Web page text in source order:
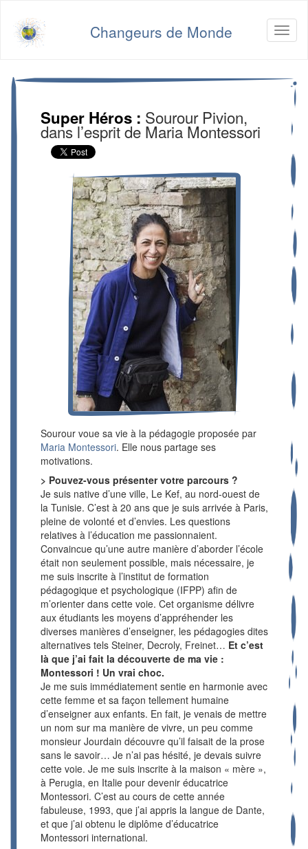
Changeurs de Monde
Super Héros Sourour Pivion,
dans l’esprit de Maria Montessori
Sourour voue sa vie à la pédagogie proposée par
Maria Montessori. Elle nous partage ses
motivations.
> Pouvez-vous présenter votre parcours ?
Je suis native d’une ville, Le Kef, au nord-ouest de
la Tunisie. C’est à 20 ans que je suis arrivée à Paris,
pleine de volonté et d’envies. Les questions
relatives à l’éducation me passionnaient.
Convaincue qu’une autre manière d’aborder l’école
était non seulement possible, mais nécessaire, je
me suis inscrite à l’institut de formation
pédagogique et psychologique (IFPP) afin de
m’orienter dans cette voie. Cet organisme délivre
aux étudiants les moyens d’appréhender les
diverses manières d’enseigner, les pédagogies dites
alternatives tels Steiner, Decroly, Freinet… Et c’est
là que j’ai fait la découverte de ma vie :
Montessori ! Un vrai choc.
Je me suis immédiatement sentie en harmonie avec
cette femme et sa façon tellement humaine
d’enseigner aux enfants. En fait, je venais de mettre
un nom sur ma manière de vivre, un peu comme
monsieur Jourdain découvre qu’il faisait de la prose
sans le savoir… Je n’ai pas hésité, je devais suivre
cette voie. Je me suis inscrite à la maison « mère »,
à Perugia, en Italie pour devenir éducatrice
Montessori. C’est au cours de cette année
fabuleuse, 1993, que j’ai appris la langue de Dante,
et que j’ai obtenu le diplôme d’éducatrice
Montessori international.